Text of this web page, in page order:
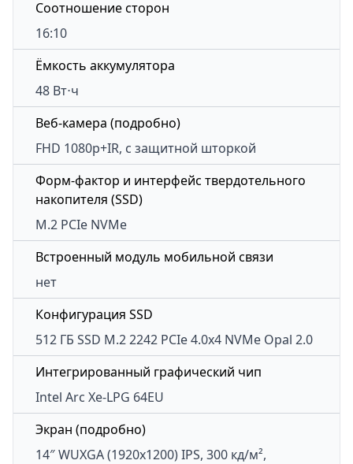
Соотношение сторон
16:10
Ёмкость аккумулятора
48 Вт⋅ч
Веб-камера (подробно)
FHD 1080p+IR, с защитной шторкой
Форм-фактор и интерфейс твердотельного
накопителя (SSD)
M.2 PCIe NVMe
Встроенный модуль мобильной связи
нет
Конфигурация SSD
512 ГБ SSD M.2 2242 PCIe 4.0x4 NVMe Opal 2.0
Интегрированный графический чип
Intel Arc Xe-LPG 64EU
Экран (подробно)
14″ WUXGA (1920x1200) IPS, 300 кд/м²,